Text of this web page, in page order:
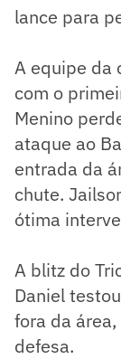
lance para
A equipe da
com o
Menino
ataque ao
entrada da
chute.
ótima
A blitz do
Daniel
fora da
defesa.